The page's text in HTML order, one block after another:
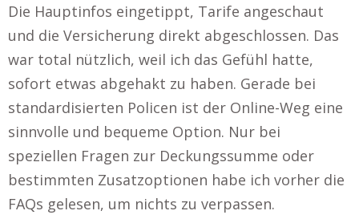
Die Hauptinfos eingetippt, Tarife angeschaut
und die Versicherung direkt abgeschlossen. Das
war total nützlich, weil ich das Gefühl hatte,
sofort etwas abgehakt zu haben. Gerade bei
standardisierten Policen ist der Online-Weg eine
sinnvolle und bequeme Option. Nur bei
speziellen Fragen zur Deckungssumme oder
bestimmten Zusatzoptionen habe ich vorher die
FAQs gelesen, um nichts zu verpassen.